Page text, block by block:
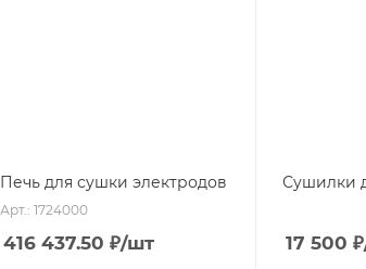
Печь для сушки электродов
Арт.: 1724000
416 437.50 ₽/шт
Сушилки
17 500 ₽